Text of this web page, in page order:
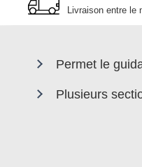
Livraison entre le
Permet le
Plusieurs